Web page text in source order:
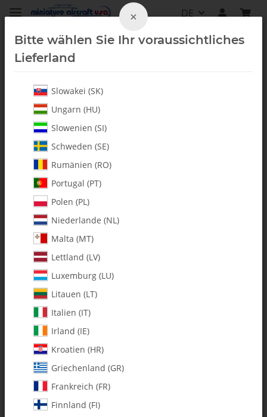
DE
Canopys & Zubehör
×
Bitte wählen Sie Ihr voraussichtliches
Lieferland
Slowakei (SK)
Ungarn (HU)
Slowenien (SI)
Schweden (SE)
Rumänien (RO)
Portugal (PT)
Polen (PL)
Niederlande (NL)
Malta (MT)
Lettland (LV)
Luxemburg (LU)
Litauen (LT)
Italien (IT)
Irland (IE)
Kroatien (HR)
Griechenland (GR)
Frankreich (FR)
Finnland (FI)